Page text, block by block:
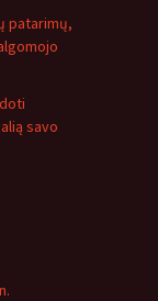
patarimų,
savo